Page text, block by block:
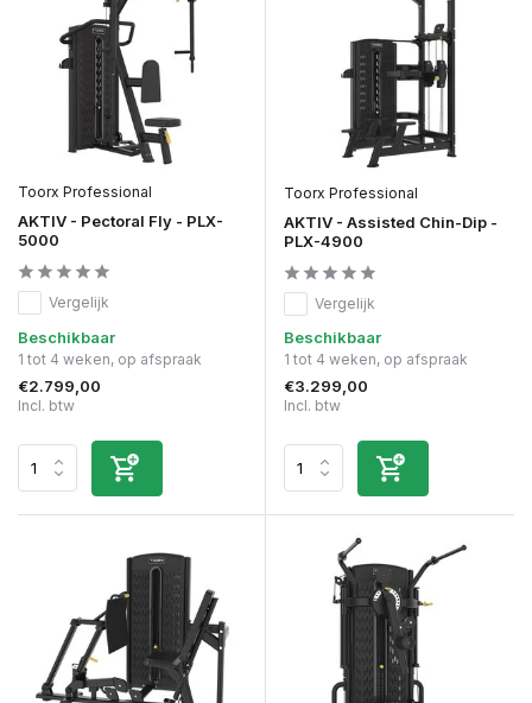
Toorx Professional
AKTIV - Pectoral Fly - PLX-
5000
Vergelijk
Beschikbaar
1 tot 4 weken, op afspraak
€2.799,00
Incl. btw
Toorx Professional
AKTIV - Assisted Chin-Dip -
PLX-4900
Vergelijk
Beschikbaar
1 tot 4 weken, op afspraak
€3.299,00
Incl. btw